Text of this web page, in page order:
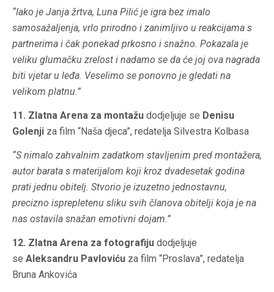
“Iako je Janja žrtva, Luna Pilić je igra bez imalo
samosažaljenja, vrlo prirodno i zanimljivo u reakcijama s
partnerima i čak ponekad prkosno i snažno. Pokazala je
veliku glumačku zrelost i nadamo se da će joj ova nagrada
biti vjetar u leđa. Veselimo se ponovno je gledati na
velikom platnu.”
11. Zlatna Arena za montažu dodjeljuje se Denisu
Golenji za film “Naša djeca”, redatelja Silvestra Kolbasa
“S nimalo zahvalnim zadatkom stavljenim pred montažera,
autor barata s materijalom koji kroz dvadesetak godina
prati jednu obitelj. Stvorio je izuzetno jednostavnu,
precizno isprepletenu sliku svih članova obitelji koja je na
nas ostavila snažan emotivni dojam.”
12. Zlatna Arena za fotografiju dodjeljuje
se Aleksandru Pavloviću za film “Proslava”, redatelja
Bruna Ankovića